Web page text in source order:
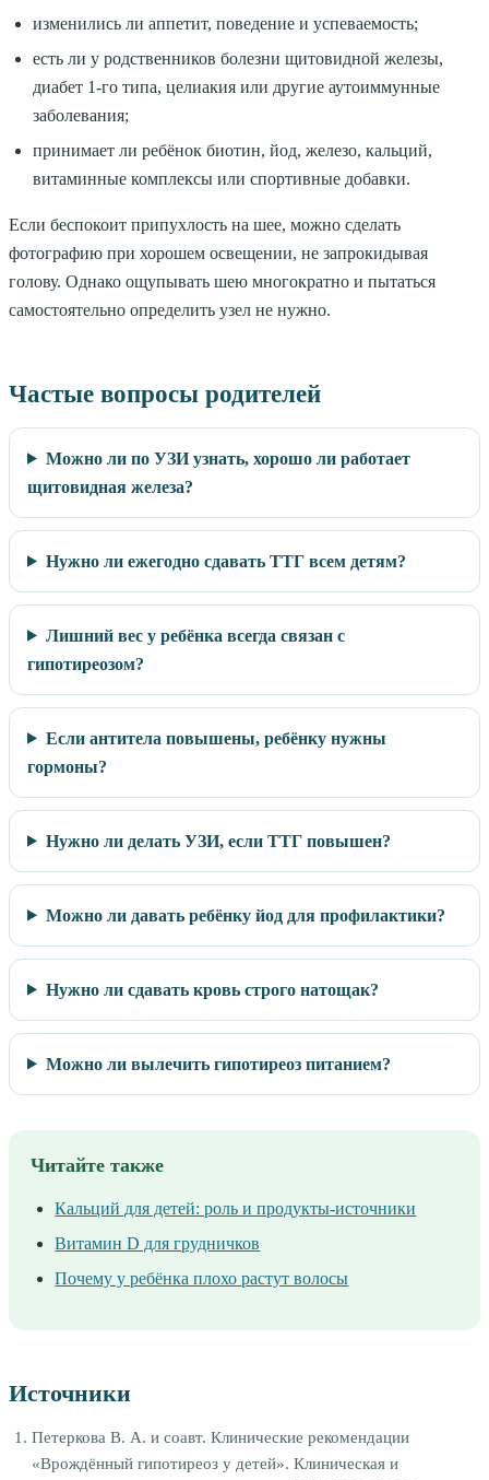
изменились ли аппетит, поведение и успеваемость;
есть ли у родственников болезни щитовидной железы,
диабет 1-го типа, целиакия или другие аутоиммунные
заболевания;
принимает ли ребёнок биотин, йод, железо, кальций,
витаминные комплексы или спортивные добавки.
Если беспокоит припухлость на шее, можно сделать
фотографию при хорошем освещении, не запрокидывая
голову. Однако ощупывать шею многократно и пытаться
самостоятельно определить узел не нужно.
Частые вопросы родителей
Можно ли по УЗИ узнать, хорошо ли работает
щитовидная железа?
Нужно ли ежегодно сдавать ТТГ всем детям?
Лишний вес у ребёнка всегда связан с
гипотиреозом?
Если антитела повышены, ребёнку нужны
гормоны?
Нужно ли делать УЗИ, если ТТГ повышен?
Можно ли давать ребёнку йод для профилактики?
Нужно ли сдавать кровь строго натощак?
Можно ли вылечить гипотиреоз питанием?
Читайте также
Кальций для детей: роль и продукты-источники
Витамин D для грудничков
Почему у ребёнка плохо растут волосы
Источники
Петеркова В. А. и соавт. Клинические рекомендации
«Врождённый гипотиреоз у детей». Клиническая и